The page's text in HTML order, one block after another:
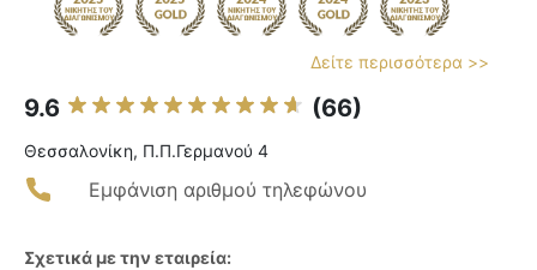
Δείτε περισσότερα >>
9.6 (66)
Θεσσαλονίκη, Π.Π.Γερμανού 4
Εμφάνιση αριθμού τηλεφώνου
Σχετικά με την εταιρεία: